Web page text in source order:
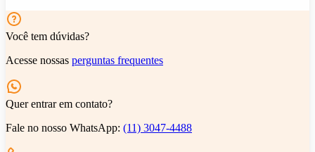
Você tem dúvidas?
Acesse nossas perguntas frequentes
Quer entrar em contato?
Fale no nosso WhatsApp: (11) 3047-4488